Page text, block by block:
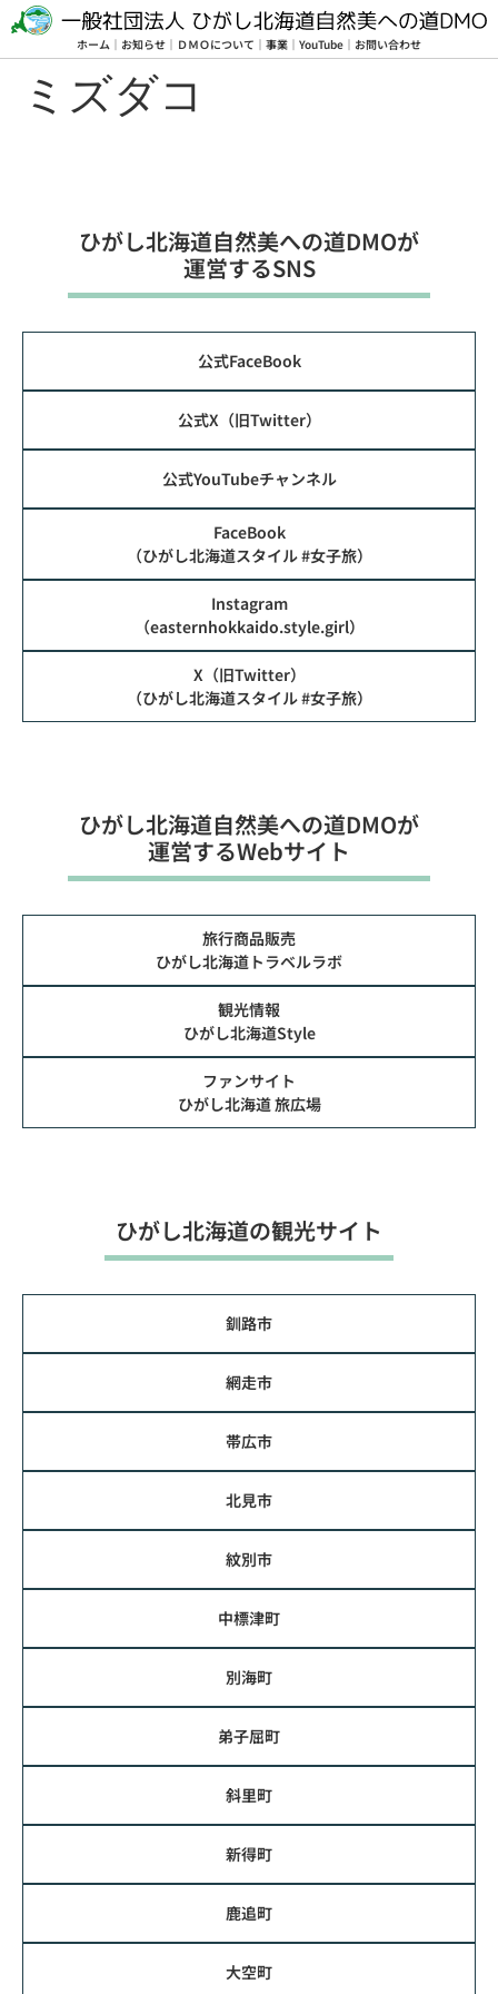
ホーム ｜ お知らせ ｜ ＤＭＯについて ｜ 事業 ｜ YouTube ｜ お問い合わせ
ミズダコ
ひがし北海道⾃然美への道DMOが
運営するSNS
公式FaceBook
公式X（旧Twitter）
公式YouTubeチャンネル
FaceBook
（ひがし北海道スタイル #女子旅）
Instagram
（easternhokkaido.style.girl）
X（旧Twitter）
（ひがし北海道スタイル #女子旅）
ひがし北海道⾃然美への道DMOが
運営するWebサイト
旅行商品販売
ひがし北海道トラベルラボ
観光情報
ひがし北海道Style
ファンサイト
ひがし北海道 旅広場
ひがし北海道の観光サイト
釧路市
網走市
帯広市
北見市
紋別市
中標津町
別海町
弟子屈町
斜里町
新得町
鹿追町
大空町